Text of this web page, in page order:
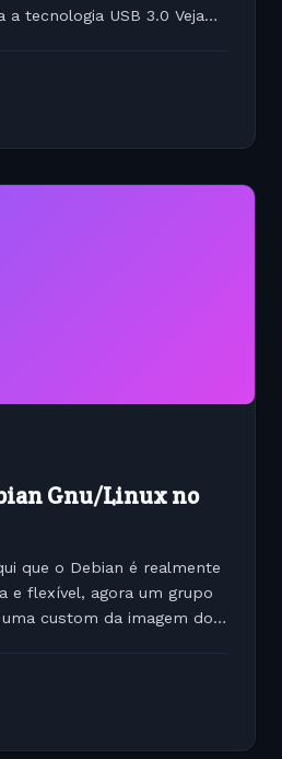
tecnologia USB 3.0 Vejam
Gnu/Linux no
que o Debian é realmente
e flexível, agora um grupo
custom da imagem do